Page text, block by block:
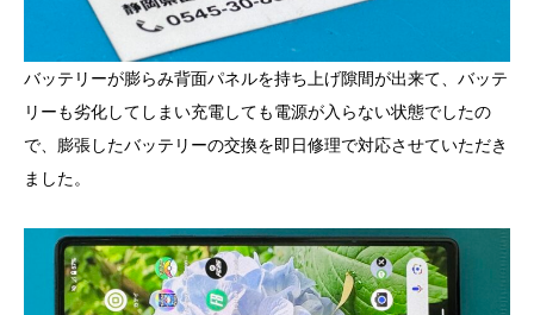
バッテリーが膨らみ背面パネルを持ち上げ隙間が出来て、バッテ
リーも劣化してしまい充電しても電源が入らない状態でしたの
で、膨張したバッテリーの交換を即日修理で対応させていただき
ました。